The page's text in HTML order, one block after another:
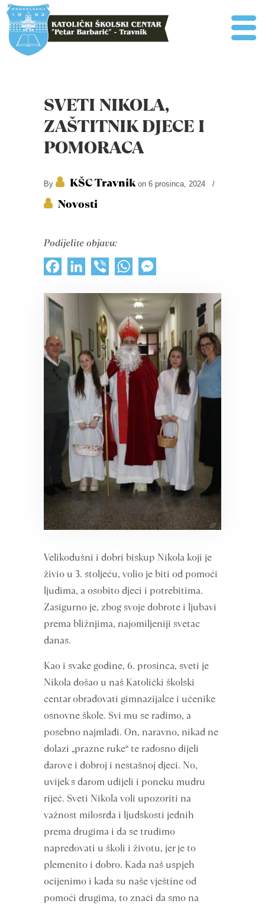
SVETI NIKOLA,
ZAŠTITNIK DJECE I
POMORACA
By KŠC Travnikon 6 prosinca, 2024 /
Novosti
Podijelite objavu:
FacebookLinkedInViber WhatsApp
Velikodušni i dobri biskup Nikola koji je
živio u 3. stoljeću, volio je biti od pomoći
ljudima, a osobito djeci i potrebitima.
Zasigurno je, zbog svoje dobrote i ljubavi
prema bližnjima, najomiljeniji svetac
danas.
Kao i svake godine, 6. prosinca, sveti je
Nikola došao u naš Katolički školski
centar obradovati gimnazijalce i učenike
osnovne škole. Svi mu se radimo, a
posebno najmlađi. On, naravno, nikad ne
dolazi „prazne ruke“ te radosno dijeli
darove i dobroj i nestašnoj djeci. No,
uvijek s darom udijeli i poneku mudru
riječ. Sveti Nikola voli upozoriti na
važnost milosrđa i ljudskosti jednih
prema drugima i da se trudimo
napredovati u školi i životu, jer je to
plemenito i dobro. Kada naš uspjeh
ocijenimo i kada su naše vještine od
pomoći drugima, to znači da smo na